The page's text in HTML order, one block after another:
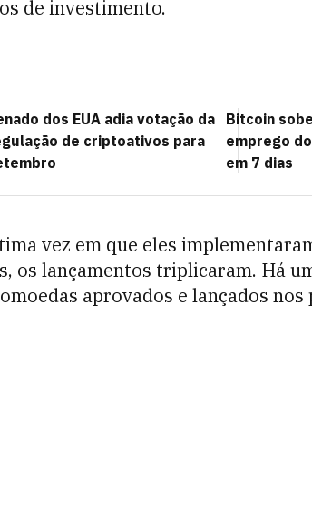
de investimento.
dos EUA adia votação da
de criptoativos para
Bitcoin
emprego
em 7 dias
vez em que eles
os lançamentos triplicaram. Há
aprovados e lançados nos